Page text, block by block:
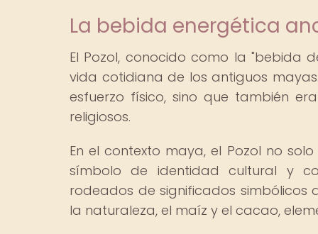
La bebida energética
El Pozol, conocido como la "bebida
vida cotidiana de los antiguos
esfuerzo físico, sino que también
religiosos.
En el contexto maya, el Pozol no
símbolo de identidad cultural y
rodeados de significados
la naturaleza, el maíz y el cacao,